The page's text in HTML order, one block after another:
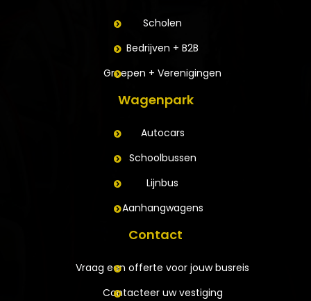
Scholen
Bedrijven + B2B
Groepen + Verenigingen
Wagenpark
Autocars
Schoolbussen
Lijnbus
Aanhangwagens
Contact
Vraag een offerte voor jouw busreis
Contacteer uw vestiging